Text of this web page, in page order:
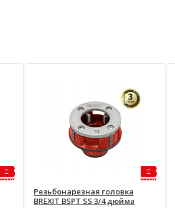
Резьбонарезная головка
BREXIT BSPT SS 3/4 дюйма